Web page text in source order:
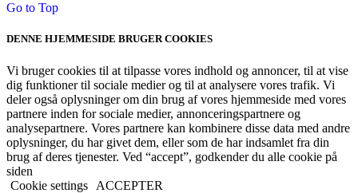
Go to Top
DENNE HJEMMESIDE BRUGER COOKIES
Vi bruger cookies til at tilpasse vores indhold og annoncer, til at vise
dig funktioner til sociale medier og til at analysere vores trafik. Vi
deler også oplysninger om din brug af vores hjemmeside med vores
partnere inden for sociale medier, annonceringspartnere og
analysepartnere. Vores partnere kan kombinere disse data med andre
oplysninger, du har givet dem, eller som de har indsamlet fra din
brug af deres tjenester. Ved “accept”, godkender du alle cookie på
siden
Cookie settings
ACCEPTER